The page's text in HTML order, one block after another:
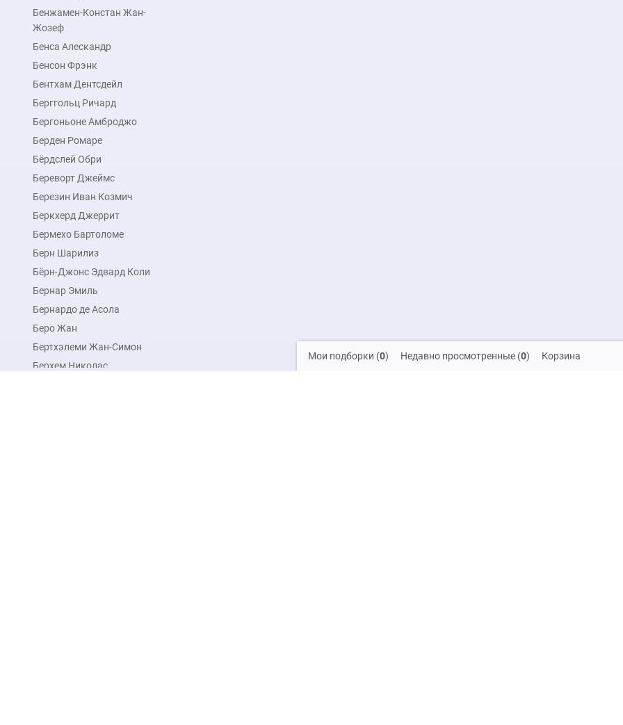
Бенжамен-Констан Жан-
Жозеф
Бенса Алескандр
Бенсон Фрэнк
Бентхам Дентсдейл
Берггольц Ричард
Бергоньоне Амброджо
Берден Ромаре
Бёрдслей Обри
Береворт Джеймс
Березин Иван Козмич
Беркхерд Джеррит
Бермехо Бартоломе
Берн Шарилиз
Бёрн-Джонс Эдвард Коли
Бернар Эмиль
Бернардо де Асола
Беро Жан
Бертхэлеми Жан-Симон
Берхем Николас
Мои подборки (0) Недавно просмотренные (0) Корзина